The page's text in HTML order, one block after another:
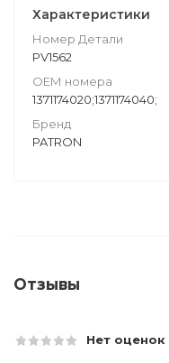
Характеристики
Номер Детали
PV1562
ОЕМ номера
1371174020;1371174040;
Бренд
PATRON
Отзывы
Нет оценок